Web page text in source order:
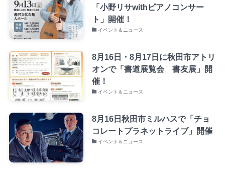
「小野リサwithピアノコンサー
ト」開催！
イベント＆ニュース
8月16日・8月17日に秋田市アトリ
オンで「書道展覧会 書友展」開
催！
イベント＆ニュース
8月16日秋田市ミルハスで「チョ
コレートプラネットライブ」開催
イベント＆ニュース